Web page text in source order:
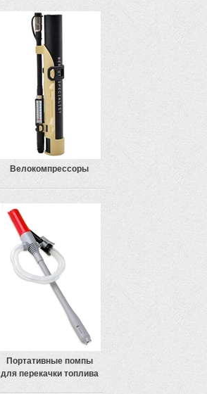
Велокомпрессоры
Портативные помпы
для перекачки топлива